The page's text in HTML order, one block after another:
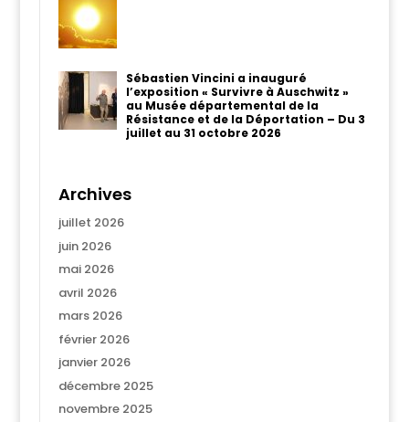
Sébastien Vincini a inauguré
l’exposition « Survivre à Auschwitz »
au Musée départemental de la
Résistance et de la Déportation – Du 3
juillet au 31 octobre 2026
Archives
juillet 2026
juin 2026
mai 2026
avril 2026
mars 2026
février 2026
janvier 2026
décembre 2025
novembre 2025